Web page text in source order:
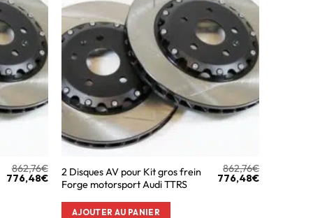
862,76€
776,48€
2 Disques AV pour Kit gros frein
Forge motorsport Audi TTRS
862,76€
776,48€
AJOUTER AU PANIER